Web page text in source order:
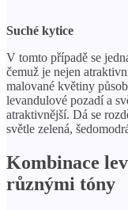
Suché kytice
V tomto případě se
čemuž je nejen
malované květiny
levandulové pozadí a
atraktivnější. Dá se
světle zelená,
Kombinace
různými tóny